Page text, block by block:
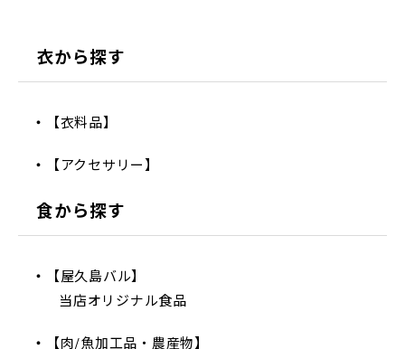
衣から探す
【衣料品】
【アクセサリー】
食から探す
【屋久島バル】
当店オリジナル食品
【肉/魚加工品・農産物】